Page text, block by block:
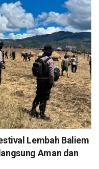
Lembah Baliem
Aman dan